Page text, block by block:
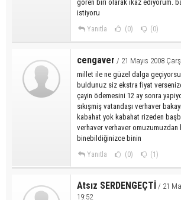
gören biri olarak ikaz ediyorum.
istiyoru
Yanıtla (0) (0)
cengaver / 21 Mayıs 2008
millet ile ne güzel dalga
buldunuz siz ekstra fiyat
çayin ödemesini 12 ay sonra
sıkışmiş vatandaşı verhaver
kabahat yok kabahat rizeden
verhaver verhaver omuzumuzdan
binebildiğinizce binin
Yanıtla (0) (1)
Atsız SERDENGEÇTİ / 21
19:52